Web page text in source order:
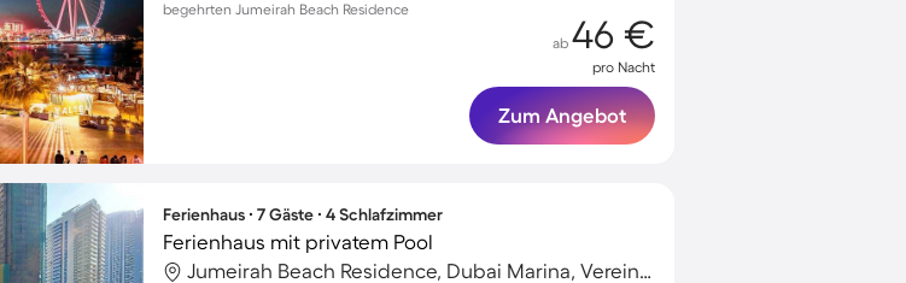
begehrten Jumeirah Beach Residence
ab 46 €
pro Nacht
Zum Angebot
Ferienhaus ∙ 7 Gäste ∙ 4 Schlafzimmer
Ferienhaus mit privatem Pool
Jumeirah Beach Residence, Dubai Marina, Vereinigte Arabische Emirate